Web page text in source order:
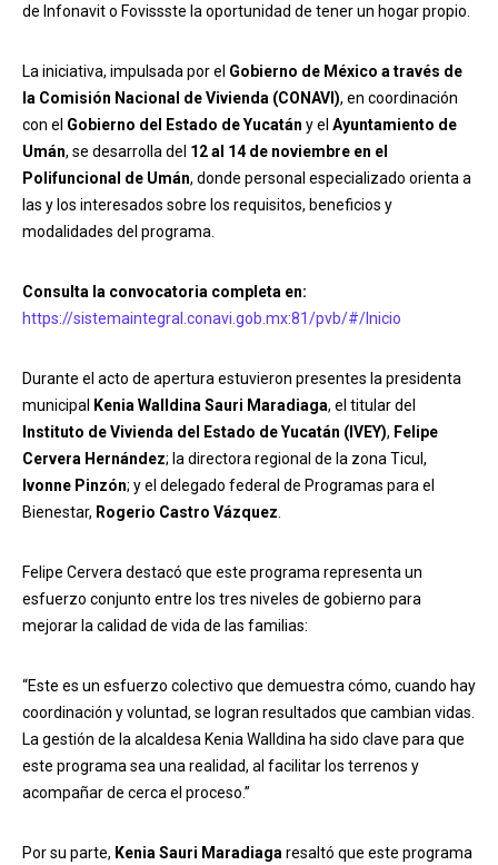
de Infonavit o Fovissste la oportunidad de tener un hogar propio.
La iniciativa, impulsada por el Gobierno de México a través de
la Comisión Nacional de Vivienda (CONAVI), en coordinación
con el Gobierno del Estado de Yucatán y el Ayuntamiento de
Umán, se desarrolla del 12 al 14 de noviembre en el
Polifuncional de Umán, donde personal especializado orienta a
las y los interesados sobre los requisitos, beneficios y
modalidades del programa.
Consulta la convocatoria completa en:
https://sistemaintegral.conavi.gob.mx:81/pvb/#/Inicio
Durante el acto de apertura estuvieron presentes la presidenta
municipal
Kenia Walldina Sauri Maradiaga, el titular del
Instituto de Vivienda del Estado de Yucatán (IVEY), Felipe
Cervera Hernández; la directora regional de la zona Ticul,
Ivonne Pinzón; y el delegado federal de Programas para el
Bienestar, Rogerio Castro Vázquez
Felipe Cervera destacó que este programa representa un
esfuerzo conjunto entre los tres niveles de gobierno para
mejorar la calidad de vida de las familias:
“Este es un esfuerzo colectivo que demuestra cómo, cuando hay
coordinación y voluntad, se logran resultados que cambian vidas.
La gestión de la alcaldesa Kenia Walldina ha sido clave para que
este programa sea una realidad, al facilitar los terrenos y
acompañar de cerca el proceso.”
Por su parte, Kenia Sauri Maradiaga resaltó que este programa